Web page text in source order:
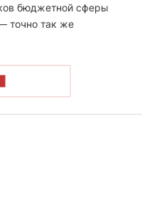
бюджетной сферы
точно так же